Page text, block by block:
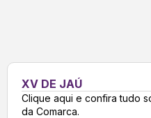
XV DE JAÚ
Clique aqui e confira tudo
da Comarca.